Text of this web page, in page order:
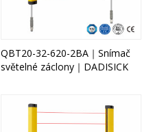
QBT20-32-620-2BA｜Snímač
světelné záclony｜DADISICK